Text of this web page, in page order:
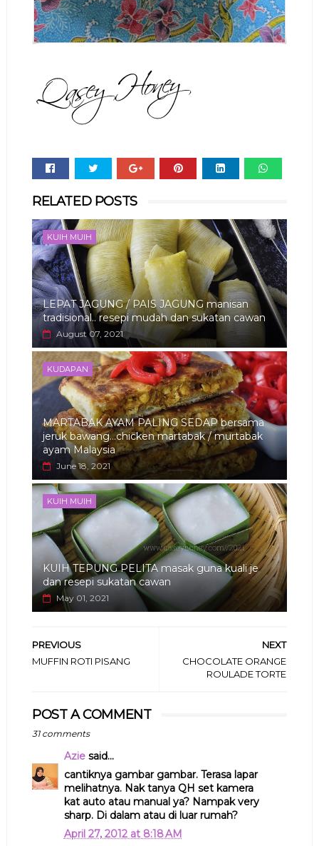
RELATED POSTS
KUIH MUIH
LEPAT JAGUNG / PAIS JAGUNG manisan
tradisional.. resepi mudah dan sukatan cawan
August 07, 2021
KUDAPAN
MARTABAK AYAM PALING SEDAP bersama
jeruk bawang...chicken martabak / murtabak
ayam Malaysia
June 18, 2021
KUIH MUIH
KUIH TEPUNG PELITA masak guna kuali je
dan resepi sukatan cawan
May 01, 2021
NEXT
CHOCOLATE ORANGE
ROULADE TORTE
PREVIOUS
MUFFIN ROTI PISANG
POST A COMMENT
31 comments
Aziesaid...
cantiknya gambar gambar. Terasa lapar
melihatnya. Nak tanya QH set kamera
kat auto atau manual ya? Nampak very
sharp. Di dalam atau di luar rumah?
April 27, 2012 at 8:18 AM